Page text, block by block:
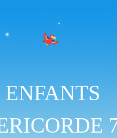
ENFANTS